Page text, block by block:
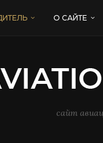
О САЙТЕ
сайт